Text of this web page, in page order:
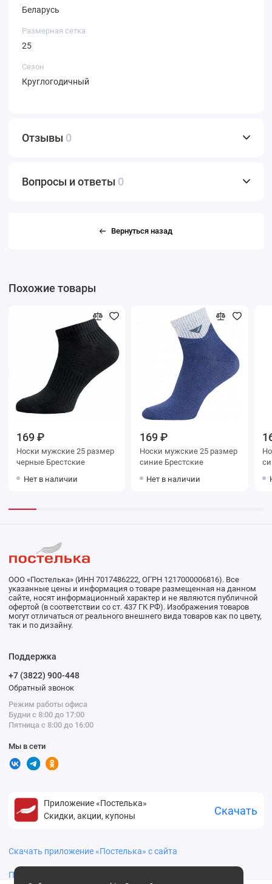
Беларусь
Размерная сетка
25
Сезон
Круглогодичный
Отзывы 0
Вопросы и ответы 0
Вернуться назад
Похожие товары
169 ₽
Носки мужские 25 размер
черные Брестские
Нет в наличии
169 ₽
Носки мужские 25 размер
синие Брестские
Нет в наличии
Носки
ООО «Постелька» (ИНН 7017486222, ОГРН 1217000006816). Все
указанные цены и информация о товаре размещенная на данном
сайте, носят информационный характер и не являются публичной
офертой (в соответствии со ст. 437 ГК РФ). Изображения товаров
могут отличаться от реального внешнего вида товаров как по цвету,
так и по дизайну.
Поддержка
+7 (3822) 900-448
Обратный звонок
Режим работы офиса
Будни с 8:00 до 17:00
Пятница с 8:00 до 16:00
Мы в сети
Приложение «Постелька»
Скидки, акции, купоны
Скачать
Скачать приложение «Постелька» с сайта
Политика конфиденциальности